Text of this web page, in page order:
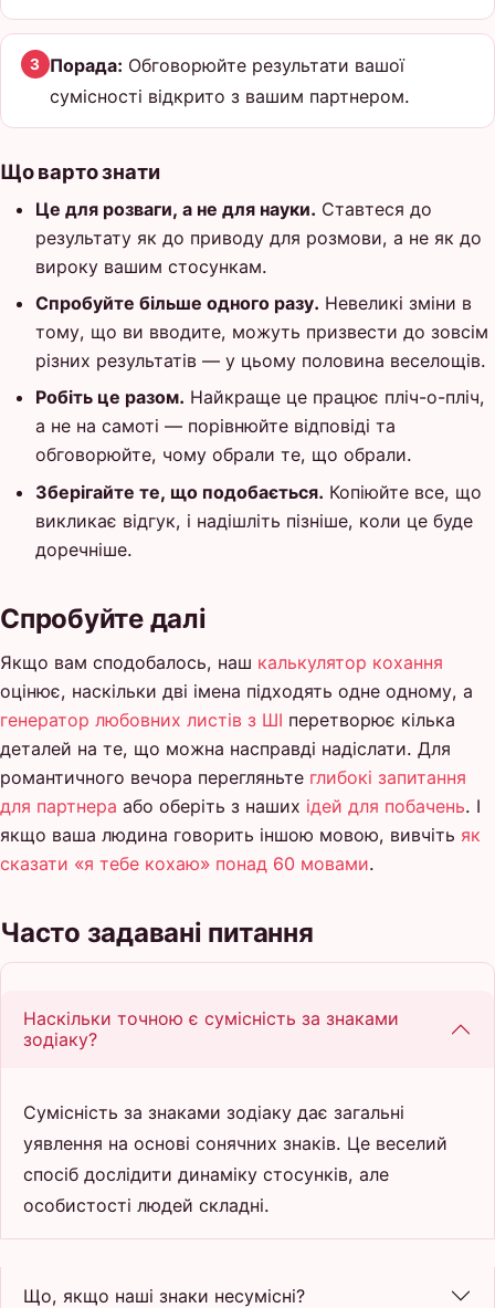
3 Порада: Обговорюйте результати вашої
сумісності відкрито з вашим партнером.
Що варто знати
Це для розваги, а не для науки. Ставтеся до
результату як до приводу для розмови, а не як до
вироку вашим стосункам.
Спробуйте більше одного разу. Невеликі зміни в
тому, що ви вводите, можуть призвести до зовсім
різних результатів — у цьому половина веселощів.
Робіть це разом. Найкраще це працює пліч-о-пліч,
а не на самоті — порівнюйте відповіді та
обговорюйте, чому обрали те, що обрали.
Зберігайте те, що подобається. Копіюйте все, що
викликає відгук, і надішліть пізніше, коли це буде
доречніше.
Спробуйте далі
Якщо вам сподобалось, наш калькулятор кохання
оцінює, наскільки дві імена підходять одне одному, а
генератор любовних листів з ШІ перетворює кілька
деталей на те, що можна насправді надіслати. Для
романтичного вечора перегляньте глибокі запитання
для партнера або оберіть з наших ідей для побачень. І
якщо ваша людина говорить іншою мовою, вивчіть як
сказати «я тебе кохаю» понад 60 мовами.
Часто задавані питання
Наскільки точною є сумісність за знаками
зодіаку?
Сумісність за знаками зодіаку дає загальні
уявлення на основі сонячних знаків. Це веселий
спосіб дослідити динаміку стосунків, але
особистості людей складні.
Що, якщо наші знаки несумісні?